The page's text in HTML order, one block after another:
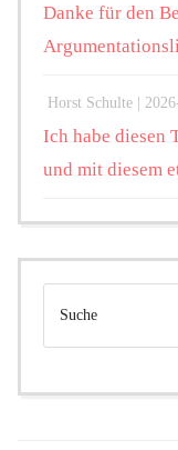
Danke für den
Horst Schulte |
Ich habe diesen
und mit diesem